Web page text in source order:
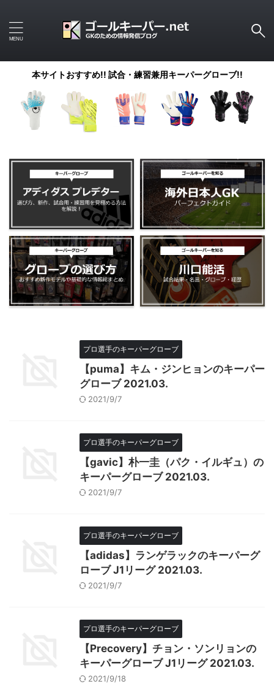
本サイトおすすめ!! 試合・練習兼用キーパーグローブ!!
プロ選手のキーパーグローブ
【puma】キム・ジンヒョンのキーパー
グローブ 2021.03.
2021/9/7
プロ選手のキーパーグローブ
【gavic】朴一圭（パク・イルギュ）の
キーパーグローブ 2021.03.
2021/9/7
プロ選手のキーパーグローブ
【adidas】ランゲラックのキーパーグ
ローブ J1リーグ 2021.03.
2021/9/7
プロ選手のキーパーグローブ
【Precovery】チョン・ソンリョンの
キーパーグローブ J1リーグ 2021.03.
2021/9/18